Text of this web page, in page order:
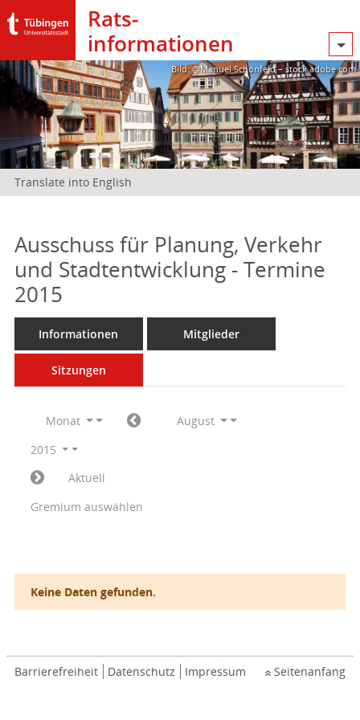
Rats­
informationen
Bild: @Manuel Schönfeld – stock.adobe.com
Translate into English
Ausschuss für Planung, Verkehr
und Stadtentwicklung - Termine
2015
Informationen Mitglieder
Sitzungen
Monat
August
2015
Aktuell
Gremium auswählen
Keine Daten gefunden.
Barrierefreiheit Datenschutz Impressum Seitenanfang